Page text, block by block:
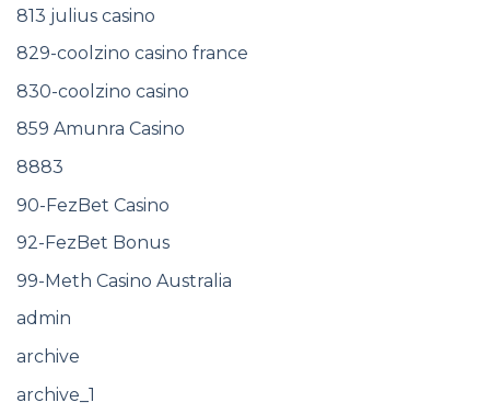
813 julius casino
829-coolzino casino france
830-coolzino casino
859 Amunra Casino
8883
90-FezBet Casino
92-FezBet Bonus
99-Meth Casino Australia
admin
archive
archive_1